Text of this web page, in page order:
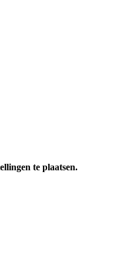
te plaatsen.